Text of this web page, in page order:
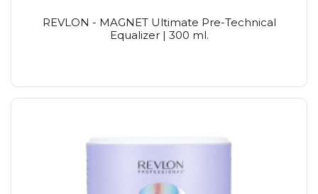
REVLON - MAGNET Ultimate Pre-Technical
Equalizer | 300 ml.